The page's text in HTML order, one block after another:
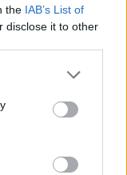
the IAB’s List of
disclose it to other
or more Google
You may click to
party tags to
in below Google
nella g…
ad Olbia per il